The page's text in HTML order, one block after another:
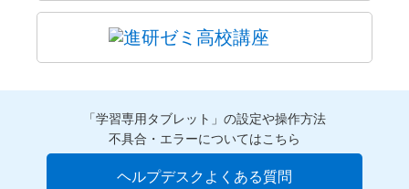
「学習専用タブレット」の設定や操作方法
不具合・エラーについてはこちら
ヘルプデスクよくある質問